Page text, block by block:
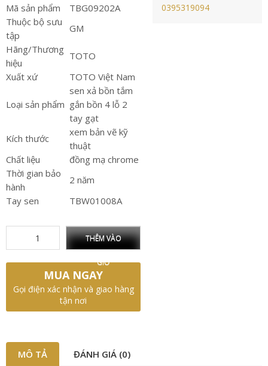
Mã sản phẩm
TBG09202A
Thuộc bộ sưu
tập
GM
Hãng/Thương
hiệu
TOTO
Xuất xứ
TOTO Việt Nam
Loại sản phẩm
sen xả bồn tắm
gắn bồn 4 lỗ 2
tay gạt
Kích thước
xem bản vẽ kỹ
thuật
Chất liệu
đồng mạ chrome
Thời gian bảo
hành
2 năm
Tay sen
TBW01008A
THÊM VÀO
GIỎ
MUA NGAY
Gọi điện xác nhận và giao hàng
tận nơi
0395319094
MÔ TẢ ĐÁNH GIÁ (0)